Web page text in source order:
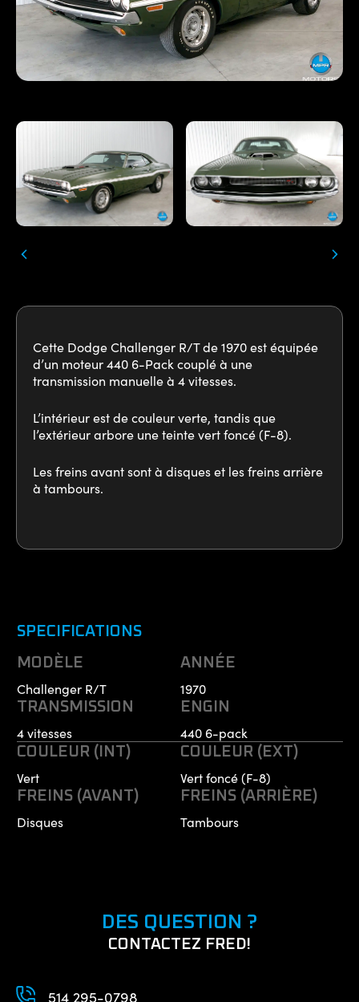
Cette Dodge Challenger R/T de 1970 est équipée
d’un moteur 440 6-Pack couplé à une
transmission manuelle à 4 vitesses.
L’intérieur est de couleur verte, tandis que
l’extérieur arbore une teinte vert foncé (F-8).
Les freins avant sont à disques et les freins arrière
à tambours.
SPECIFICATIONS
MODÈLE
Challenger R/T
ANNÉE
1970
TRANSMISSION
4 vitesses
ENGIN
440 6-pack
COULEUR (INT)
Vert
COULEUR (EXT)
Vert foncé (F-8)
FREINS (AVANT)
Disques
FREINS (ARRIÈRE)
Tambours
DES QUESTION ?
CONTACTEZ FRED!
514 295-0798